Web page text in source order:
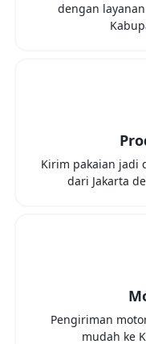
dengan
Kirim pakaian jadi
dari Jakarta
Pengiriman
mudah ke